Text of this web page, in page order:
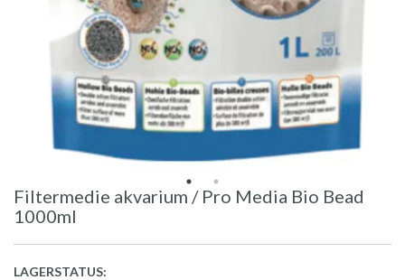
Filtermedie akvarium / Pro Media Bio Bead
1000ml
LAGERSTATUS: